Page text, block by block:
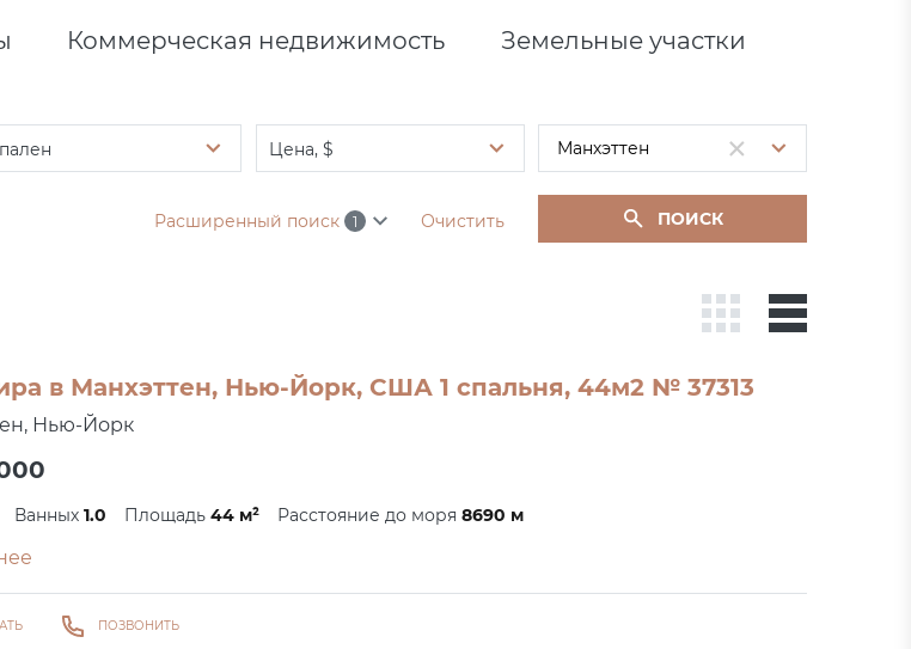
Коммерческая недвижимость Земельные участки
Цена, $
Расширенный поиск 1 Очистить ПОИСК
в Манхэттен, Нью-Йорк, США 1 спальня, 44м2 № 37313
Нью-Йорк
Ванных 1.0 Площадь 44 м² Расстояние до моря 8690 м
ПОЗВОНИТЬ